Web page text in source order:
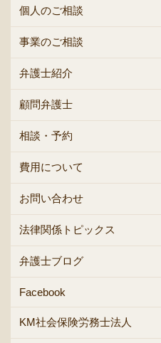
個人のご相談
事業のご相談
弁護士紹介
顧問弁護士
相談・予約
費用について
お問い合わせ
法律関係トピックス
弁護士ブログ
Facebook
KM社会保険労務士法人